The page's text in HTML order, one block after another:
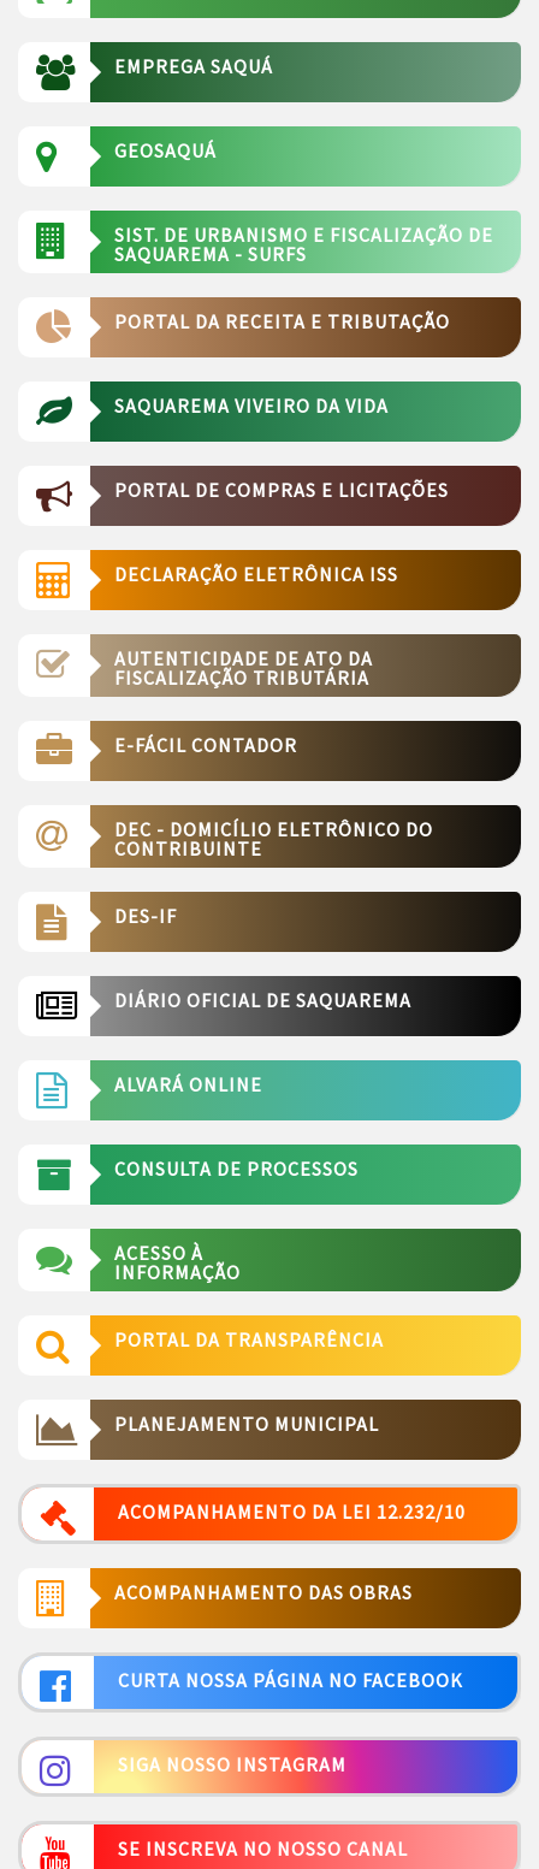
EMPREGA SAQUÁ
GEOSAQUÁ
SIST. DE URBANISMO E FISCALIZAÇÃO DE
SAQUAREMA - SURFS
PORTAL DA RECEITA E TRIBUTAÇÃO
SAQUAREMA VIVEIRO DA VIDA
PORTAL DE COMPRAS E LICITAÇÕES
DECLARAÇÃO ELETRÔNICA ISS
AUTENTICIDADE DE ATO DA
FISCALIZAÇÃO TRIBUTÁRIA
E-FÁCIL CONTADOR
DEC - DOMICÍLIO ELETRÔNICO DO
CONTRIBUINTE
DES-IF
DIÁRIO OFICIAL DE SAQUAREMA
ALVARÁ ONLINE
CONSULTA DE PROCESSOS
ACESSO À
INFORMAÇÃO
PORTAL DA TRANSPARÊNCIA
PLANEJAMENTO MUNICIPAL
ACOMPANHAMENTO DA LEI 12.232/10
ACOMPANHAMENTO DAS OBRAS
CURTA NOSSA PÁGINA NO FACEBOOK
SIGA NOSSO INSTAGRAM
SE INSCREVA NO NOSSO CANAL